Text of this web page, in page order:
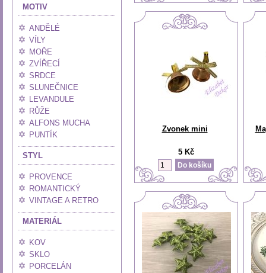
MOTIV
ANDĚLÉ
VÍLY
MOŘE
ZVÍŘECÍ
SRDCE
SLUNEČNICE
LEVANDULE
RŮŽE
ALFONS MUCHA
PUNTÍK
STYL
PROVENCE
ROMANTICKÝ
VINTAGE A RETRO
MATERIÁL
KOV
SKLO
PORCELÁN
Zvonek mini
5 Kč